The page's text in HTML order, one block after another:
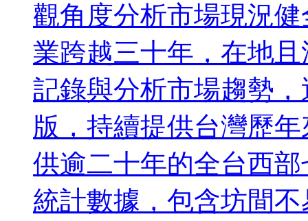
觀角度分析市場現況
業跨越三十年，在地
記錄與分析市場趨勢
版，持續提供台灣歷
供逾二十年的全台西
統計數據，包含坊間不